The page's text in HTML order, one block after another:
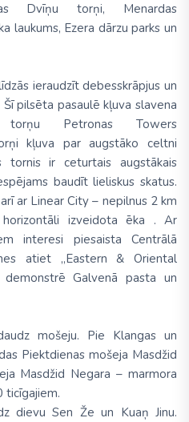
Dvīņu torņi, Menardas
laukums, Ezera dārzu parks un
ieraudzīt debesskrāpjus un
pilsēta pasaulē kļuva slavena
Petronas Towers
kļuva par augstāko celtni
tornis ir ceturtais augstākais
baudīt lieliskus skatus.
ar Linear City – nepilnus 2 km
izveidota ēka . Ar
interesi piesaista Centrālā
atiet „Eastern & Oriental
demonstrē Galvenā pasta un
mošeju. Pie Klangas un
Piektdienas mošeja Masdžid
Masdžid Negara – marmora
ticīgajiem.
dievu Sen Že un Kuaņ Jinu.